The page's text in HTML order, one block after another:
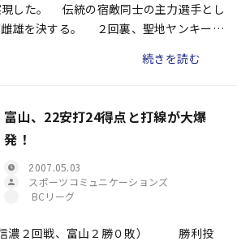
した。 伝統の宿敵同士の主力選手とし
雌雄を決する。 ２回裏、聖地ヤンキース
とき、球場中で炊かれた多数のフラッシ
続きを読む
富山、22安打24得点と打線が大爆
発！
2007.05.03
スポーツコミュニケーションズ
BCリーグ
信濃２回戦、富山２勝０敗） 勝利投